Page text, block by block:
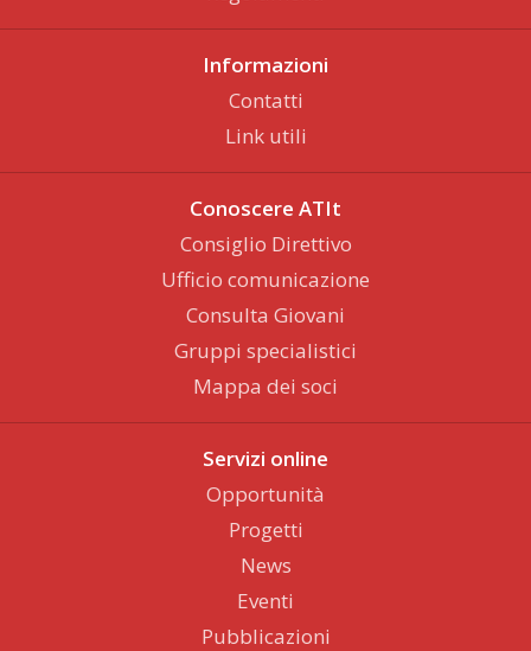
Informazioni
Contatti
Link utili
Conoscere ATIt
Consiglio Direttivo
Ufficio comunicazione
Consulta Giovani
Gruppi specialistici
Mappa dei soci
Servizi online
Opportunità
Progetti
News
Eventi
Pubblicazioni